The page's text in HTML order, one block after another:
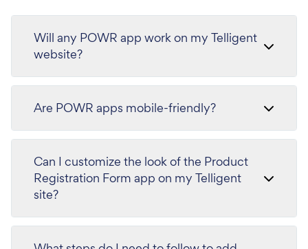
Will any POWR app work on my Telligent
website?
Are POWR apps mobile-friendly?
Can I customize the look of the Product
Registration Form app on my Telligent
site?